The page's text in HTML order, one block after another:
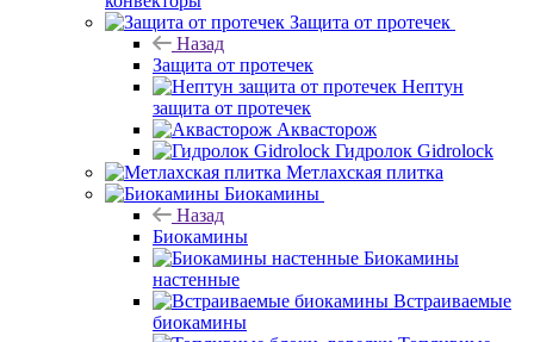
Защита от протечек
Назад
Защита от протечек
Нептун
защита от протечек
Аквасторож
Гидролок Gidrolock
Метлахская плитка
Биокамины
Назад
Биокамины
Биокамины
настенные
Встраиваемые
биокамины